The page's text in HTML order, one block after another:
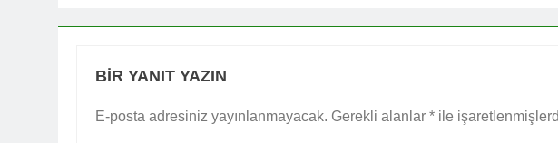
BIR YANIT YAZIN
E-posta adresiniz yayınlanmayacak. Gerekli alanlar * ile